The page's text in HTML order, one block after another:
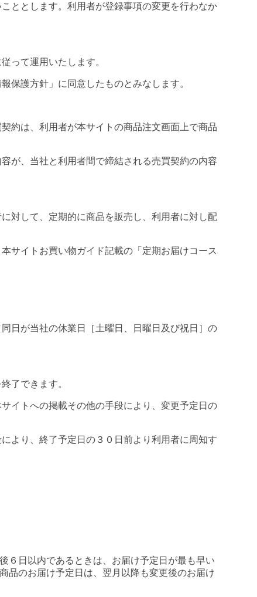
ととします。利用者が登録事項の変更を行わなか
従って運用いたします。
保護方針」に同意したものとみなします。
約は、利用者が本サイトの商品注文画面上で商品
が、当社と利用者間で締結される売買契約の内容
対して、定期的に商品を販売し、利用者に対し配
サイトお買い物ガイド記載の「定期お届けコース
日が当社の休業日［土曜日、日曜日及び祝日］の
了できます。
イトへの掲載その他の手段により、変更予定日の
より、終了予定日の３０日前より利用者に周知す
６日以内であるときは、お届け予定日が最も早い
品のお届け予定日は、翌月以降も変更後のお届け